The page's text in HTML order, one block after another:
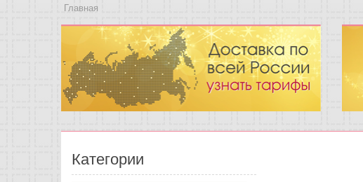
Главная
Категории